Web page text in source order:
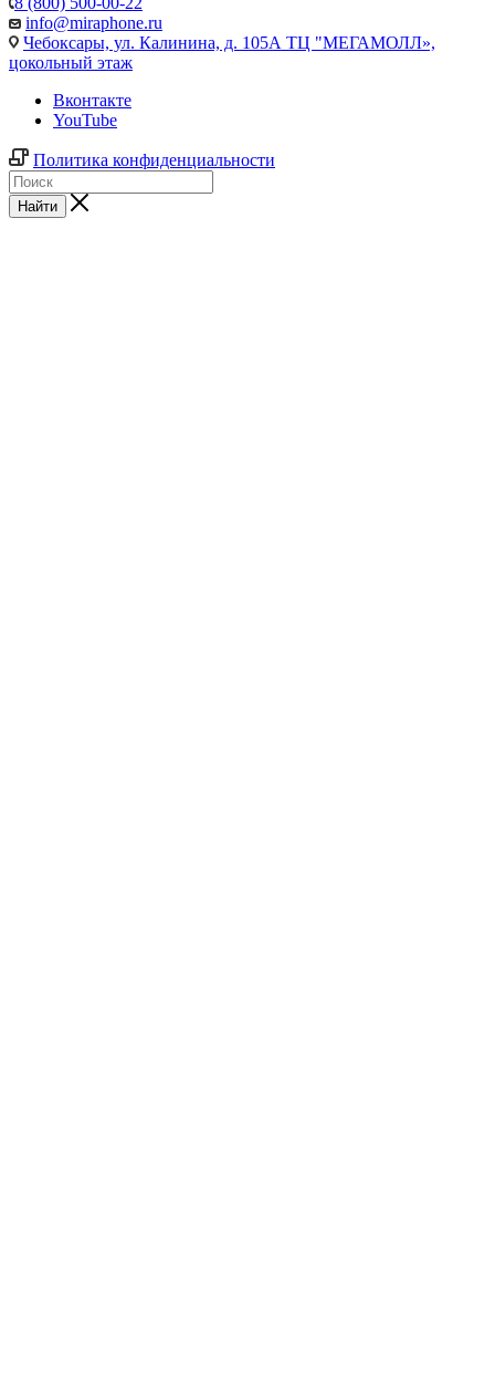
info@miraphone.ru
Чебоксары, ул. Калинина, д. 105А ТЦ "МЕГАМОЛЛ»,
цокольный этаж
Вконтакте
YouTube
Политика конфиденциальности
Найти